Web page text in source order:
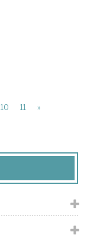
10 11 »